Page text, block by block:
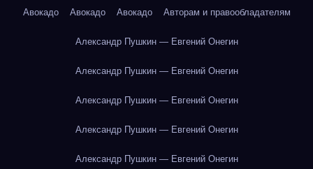
Авокадо Авокадо Авокадо Авторам и правообладателям
Александр Пушкин — Евгений Онегин
Александр Пушкин — Евгений Онегин
Александр Пушкин — Евгений Онегин
Александр Пушкин — Евгений Онегин
Александр Пушкин — Евгений Онегин